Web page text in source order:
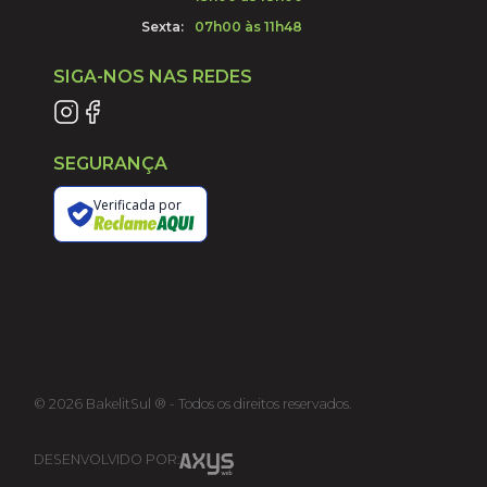
Sexta:
07h00 às 11h48
SIGA-NOS NAS REDES
SEGURANÇA
Verificada por
© 2026BakelitSul ® - Todos os direitos reservados.
DESENVOLVIDO POR: